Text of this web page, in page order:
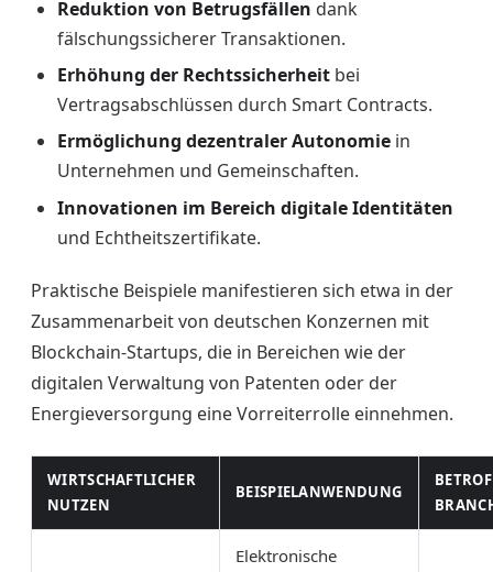
Reduktion von Betrugsfällen dank
fälschungssicherer Transaktionen.
Erhöhung der Rechtssicherheit bei
Vertragsabschlüssen durch Smart Contracts.
Ermöglichung dezentraler Autonomie in
Unternehmen und Gemeinschaften.
Innovationen im Bereich digitale Identitäten
und Echtheitszertifikate.
Praktische Beispiele manifestieren sich etwa in der
Zusammenarbeit von deutschen Konzernen mit
Blockchain-Startups, die in Bereichen wie der
digitalen Verwaltung von Patenten oder der
Energieversorgung eine Vorreiterrolle einnehmen.
WIRTSCHAFTLICHER
NUTZEN
BEISPIELANWENDUNG
Elektronische